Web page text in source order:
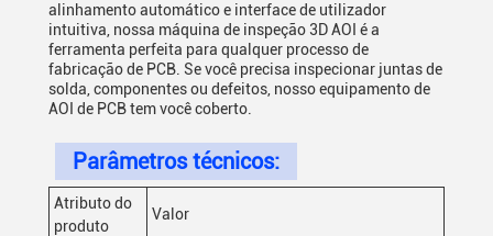
alinhamento automático e interface de utilizador
intuitiva, nossa máquina de inspeção 3D AOI é a
ferramenta perfeita para qualquer processo de
fabricação de PCB. Se você precisa inspecionar juntas de
solda, componentes ou defeitos, nosso equipamento de
AOI de PCB tem você coberto.
Parâmetros técnicos:
Atributo do
produto
Valor